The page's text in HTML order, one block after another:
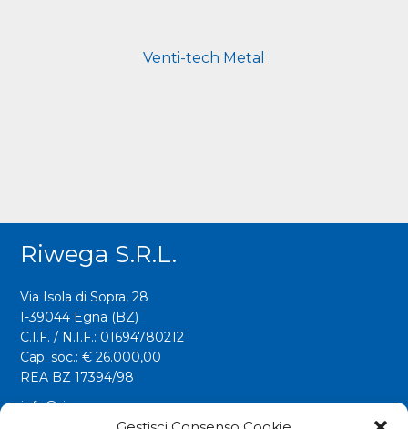
Venti-tech Metal
Riwega S.r.l.
Via Isola di Sopra, 28
I-39044 Egna (BZ)
C.I.F. / N.I.F.: 01694780212
Cap. soc.: € 26.000,00
REA BZ 17394/98
info@riwega.com